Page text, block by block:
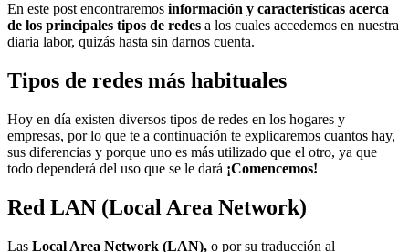
En este post encontraremos información y características acerca
de los principales tipos de redes a los cuales accedemos en nuestra
diaria labor, quizás hasta sin darnos cuenta.
Tipos de redes más habituales
Hoy en día existen diversos tipos de redes en los hogares y
empresas, por lo que te a continuación te explicaremos cuantos hay,
sus diferencias y porque uno es más utilizado que el otro, ya que
todo dependerá del uso que se le dará ¡Comencemos!
Red LAN (Local Area Network)
Las Local Area Network (LAN), o por su traducción al